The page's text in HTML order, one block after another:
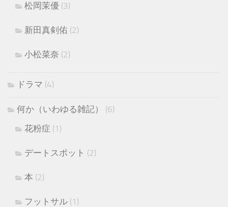
松岡茉優 (3)
新田真剣佑 (2)
小松菜奈 (2)
ドラマ (4)
何か（いわゆる雑記）
(6)
花粉症 (1)
デートスポット (2)
本 (2)
フットサル (1)